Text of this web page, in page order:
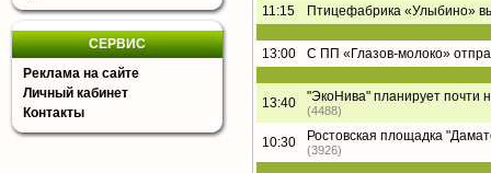
СЕРВИС
Реклама на сайте
Личный кабинет
Контакты
11:15 Птицефабрика «Улыбино»
13:00 С ПП «Глазов-молоко»
13:40 "ЭкоНива" планирует почти
(4488)
10:30 Ростовская площадка
(3926)